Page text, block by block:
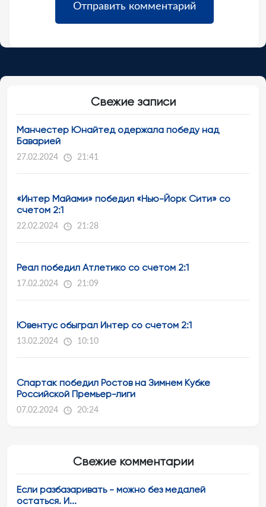
Свежие записи
Манчестер Юнайтед одержала победу над
Баварией
27.02.2024 21:41
«Интер Майами» победил «Нью-Йорк Сити» со
счетом 2:1
22.02.2024 21:28
Реал победил Атлетико со счетом 2:1
17.02.2024 21:09
Ювентус обыграл Интер со счетом 2:1
13.02.2024 10:10
Спартак победил Ростов на Зимнем Кубке
Российской Премьер-лиги
07.02.2024 20:24
Свежие комментарии
Если разбазаривать - можно без медалей
остаться. И...